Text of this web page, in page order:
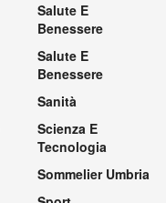
Salute E
Benessere
Salute E
Benessere
Sanità
Scienza E
Tecnologia
Sommelier Umbria